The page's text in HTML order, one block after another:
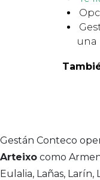
una
Gestán Conteco
Arteixo como
Eulalia, Lañas,